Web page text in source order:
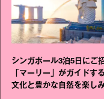
シンガポール3泊5日にご
「マーリー」がガイドす
文化と豊かな自然を楽し